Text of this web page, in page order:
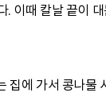
이때 칼날 끝이
집에 가서 콩나물